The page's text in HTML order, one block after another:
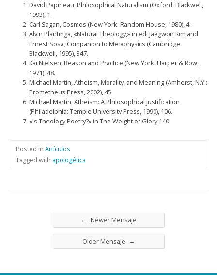
David Papineau, Philosophical Naturalism (Oxford: Blackwell,
1993), 1.
Carl Sagan, Cosmos (New York: Random House, 1980), 4.
Alvin Plantinga, «Natural Theology,» in ed. Jaegwon Kim and
Ernest Sosa, Companion to Metaphysics (Cambridge:
Blackwell, 1995), 347.
Kai Nielsen, Reason and Practice (New York: Harper & Row,
1971), 48.
Michael Martin, Atheism, Morality, and Meaning (Amherst, N.Y.:
Prometheus Press, 2002), 45.
Michael Martin, Atheism: A Philosophical Justification
(Philadelphia: Temple University Press, 1990), 106.
«Is Theology Poetry?» in The Weight of Glory 140.
Posted in Artículos
Tagged with apologética
← Newer Mensaje
Older Mensaje →